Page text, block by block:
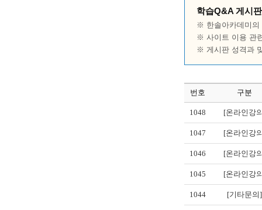
학습Q&A 게시
※ 한솔아카데미의
※ 사이트 이용 관
※ 게시판 성격과
번호 구분
1048 [온라인강
1047 [온라인강
1046 [온라인강
1045 [온라인강
1044 [기타문의]